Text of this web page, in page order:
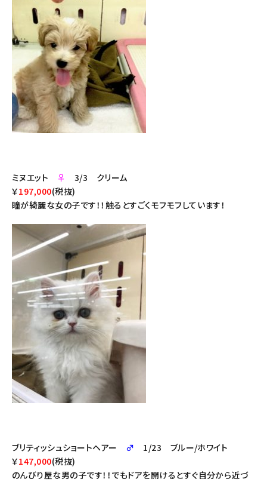
ミヌエット ♀
3/3 クリーム
￥197,000(税抜)
瞳が綺麗な女の子です！！触るとすごくモフモフしています！
ブリティッシュショートヘアー ♂ 1/23 ブルー/ホワイト
￥147,000(税抜)
のんびり屋な男の子です！！でもドアを開けるとすぐ自分から近づ